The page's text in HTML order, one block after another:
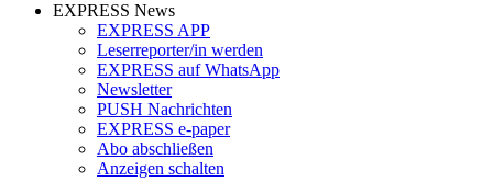
EXPRESS News
EXPRESS APP
Leserreporter/in werden
EXPRESS auf WhatsApp
Newsletter
PUSH Nachrichten
EXPRESS e-paper
Abo abschließen
Anzeigen schalten